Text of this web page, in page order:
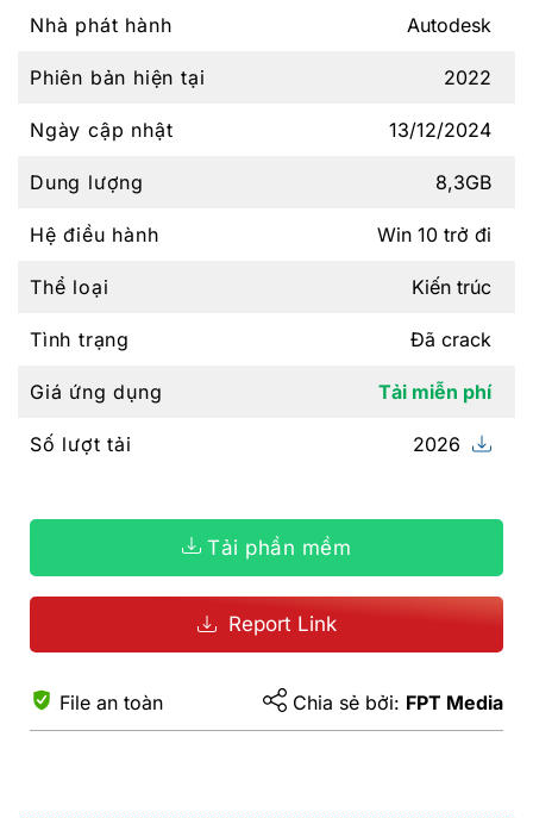
Nhà phát hành Autodesk
Phiên bản hiện tại 2022
Ngày cập nhật 13/12/2024
Dung lượng 8,3GB
Hệ điều hành Win 10 trở đi
Thể loại Kiến trúc
Tình trạng Đã crack
Giá ứng dụng Tải miễn phí
Số lượt tải 2026
Tải phần mềm
Report Link
File an toàn Chia sẻ bởi: FPT Media